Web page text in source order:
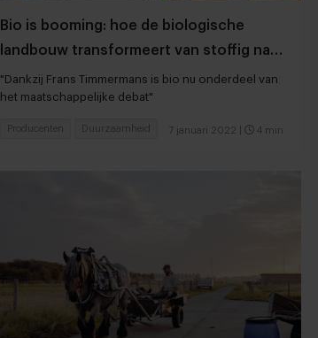
Bio is booming: hoe de biologische
landbouw transformeert van stoffig naar
hip
"Dankzij Frans Timmermans is bio nu onderdeel van
het maatschappelijke debat"
7 januari 2022 4 min
Producenten Duurzaamheid